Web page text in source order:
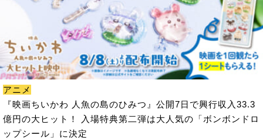
アニメ
『映画ちいかわ 人魚の島のひみつ』公開7日で興行収入33.3
億円の大ヒット！ 入場特典第二弾は大人気の「ボンボンドロ
ップシール」に決定